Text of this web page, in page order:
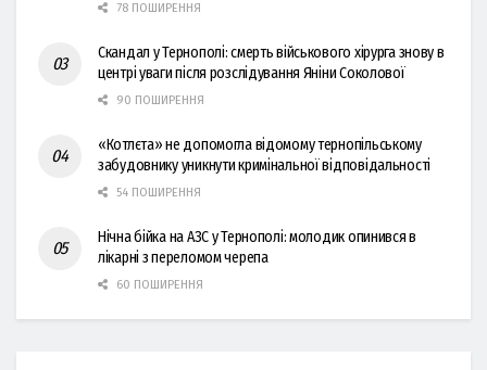
78 ПОШИРЕННЯ
Скандал у Тернополі: смерть військового хірурга знову в
центрі уваги після розслідування Яніни Соколової
90 ПОШИРЕННЯ
«Котлєта» не допомогла відомому тернопільському
забудовнику уникнути кримінальної відповідальності
54 ПОШИРЕННЯ
Нічна бійка на АЗС у Тернополі: молодик опинився в
лікарні з переломом черепа
60 ПОШИРЕННЯ